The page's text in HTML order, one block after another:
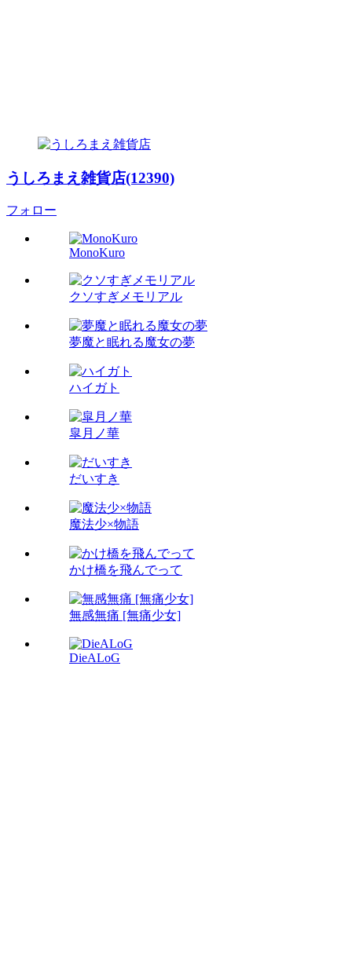
うしろまえ雑貨店(12390)
フォロー
MonoKuro
クソすぎメモリアル
夢魔と眠れる魔女の夢
ハイガト
皐月ノ華
だいすき
魔法少×物語
かけ橋を飛んでって
無感無痛 [無痛少女]
DieALoG